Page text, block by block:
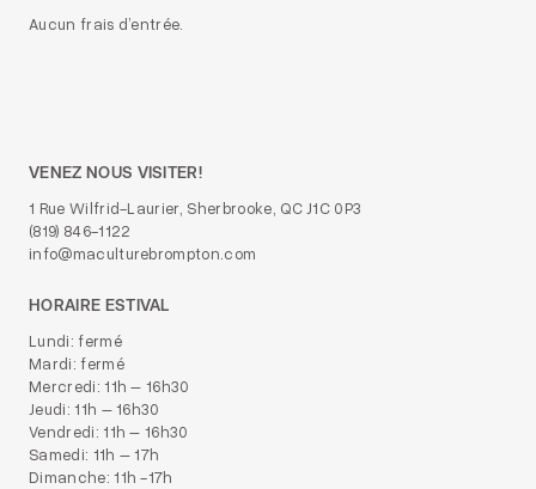
Aucun frais d’entrée.
VENEZ NOUS VISITER!
1 Rue Wilfrid-Laurier, Sherbrooke, QC J1C 0P3
(819) 846-1122
info@maculturebrompton.com
HORAIRE ESTIVAL
Lundi: fermé
Mardi: fermé
Mercredi: 11h – 16h30
Jeudi: 11h – 16h30
Vendredi: 11h – 16h30
Samedi: 11h – 17h
Dimanche: 11h -17h